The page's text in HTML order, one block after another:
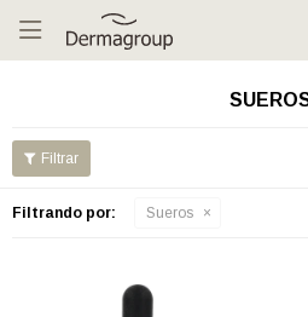

Filtrando por: Sueros